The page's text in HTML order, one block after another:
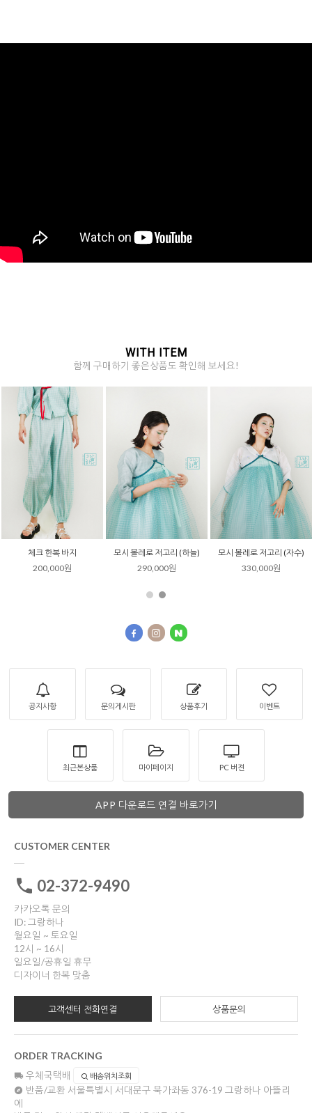
WITH ITEM
함께 구매하기 좋은상품도 확인해 보세요!
체크 한복 바지
200,000원
모시 볼레로 저고리 (하늘)
290,000원
모시 볼레로 저고리 (자수)
330,000원
공지사항 문의게시판 상품후기 이벤트
최근본상품 마이페이지 PC 버젼
APP 다운로드 연결 바로가기
CUSTOMER CENTER
02-372-9490
카카오톡 문의
ID: 그랑하나
월요일 ~ 토요일
12시 ~ 16시
일요일/공휴일 휴무
디자이너 한복 맞춤
고객센터 전화연결 상품문의
ORDER TRACKING
우체국택배 배송위치조회
반품/교환 서울특별시 서대문구 북가좌동 376-19 그랑하나 아뜰리
에